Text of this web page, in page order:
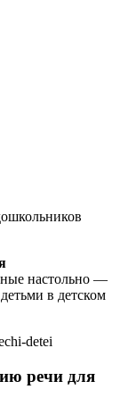
настольно —
в детском
речи для